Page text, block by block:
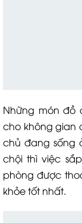
Những món đồ
cho không gian
chủ đang sống
chội thì việc
phòng được
khỏe tốt nhất.